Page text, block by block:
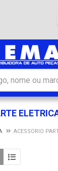
ACESSORIO